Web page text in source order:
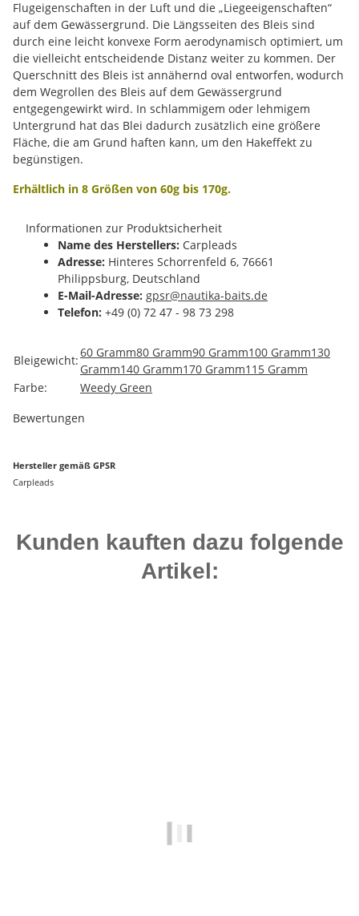
Flugeigenschaften in der Luft und die „Liegeeigenschaften“
auf dem Gewässergrund. Die Längsseiten des Bleis sind
durch eine leicht konvexe Form aerodynamisch optimiert, um
die vielleicht entscheidende Distanz weiter zu kommen. Der
Querschnitt des Bleis ist annähernd oval entworfen, wodurch
dem Wegrollen des Bleis auf dem Gewässergrund
entgegengewirkt wird. In schlammigem oder lehmigem
Untergrund hat das Blei dadurch zusätzlich eine größere
Fläche, die am Grund haften kann, um den Hakeffekt zu
begünstigen.
Erhältlich in 8 Größen von 60g bis 170g.
Informationen zur Produktsicherheit
Name des Herstellers: Carpleads
Adresse: Hinteres Schorrenfeld 6, 76661
Philippsburg, Deutschland
E-Mail-Adresse: gpsr@nautika-baits.de
Telefon: +49 (0) 72 47 - 98 73 298
Produkteigenschaft
Bleigewicht:
60 Gramm80 Gramm90 Gramm100 Gramm130
Gramm140 Gramm170 Gramm115 Gramm
Farbe:
Weedy Green
Bewertungen
Hersteller gemäß GPSR
Carpleads
Kunden kauften dazu folgende
Artikel: